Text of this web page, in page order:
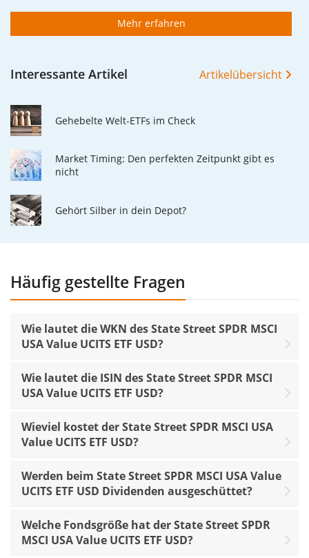
Mehr erfahren
Interessante Artikel Artikelübersicht
Gehebelte Welt-ETFs im Check
Market Timing: Den perfekten Zeitpunkt gibt es
nicht
Gehört Silber in dein Depot?
Häufig gestellte Fragen
Wie lautet die WKN des State Street SPDR MSCI
USA Value UCITS ETF USD?
Wie lautet die ISIN des State Street SPDR MSCI
USA Value UCITS ETF USD?
Wieviel kostet der State Street SPDR MSCI USA
Value UCITS ETF USD?
Werden beim State Street SPDR MSCI USA Value
UCITS ETF USD Dividenden ausgeschüttet?
Welche Fondsgröße hat der State Street SPDR
MSCI USA Value UCITS ETF USD?